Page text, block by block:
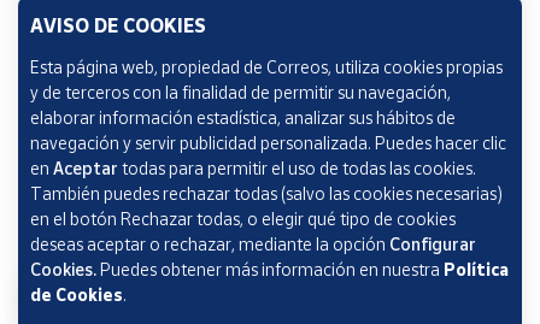
Información y ayuda
Correos Market
AVISO DE COOKIES
Esta página web, propiedad de Correos, utiliza cookies propias
y de terceros con la finalidad de permitir su navegación,
elaborar información estadística, analizar sus hábitos de
navegación y servir publicidad personalizada. Puedes hacer clic
en Aceptar todas para permitir el uso de todas las cookies.
También puedes rechazar todas (salvo las cookies necesarias)
en el botón Rechazar todas, o elegir qué tipo de cookies
deseas aceptar o rechazar, mediante la opción Configurar
Cookies.Puedes obtener más información en nuestra Política
de Cookies.